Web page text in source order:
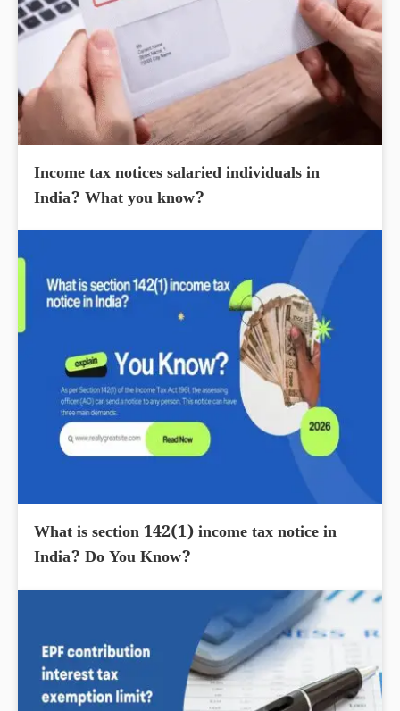
Income tax notices salaried individuals in
India? What you know?
What is section 142(1) income tax notice in
India? Do You Know?